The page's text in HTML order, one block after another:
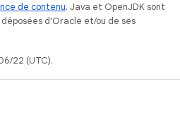
de contenu. Java et OpenJDK sont
d'Oracle et/ou de ses
22 (UTC).